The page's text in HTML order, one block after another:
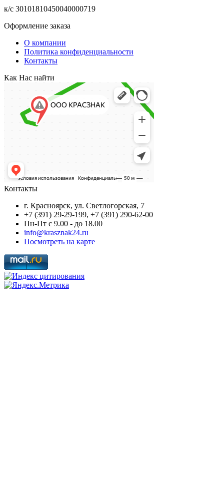
к/с 30101810450040000719
Оформление заказа
О компании
Политика конфиденциальности
Контакты
Как Нас найти
Контакты
г. Красноярск, ул. Светлогорская, 7
+7 (391) 29-29-199, +7 (391) 290-62-00
Пн-Пт с 9.00 - до 18.00
info@krasznak24.ru
Посмотреть на карте